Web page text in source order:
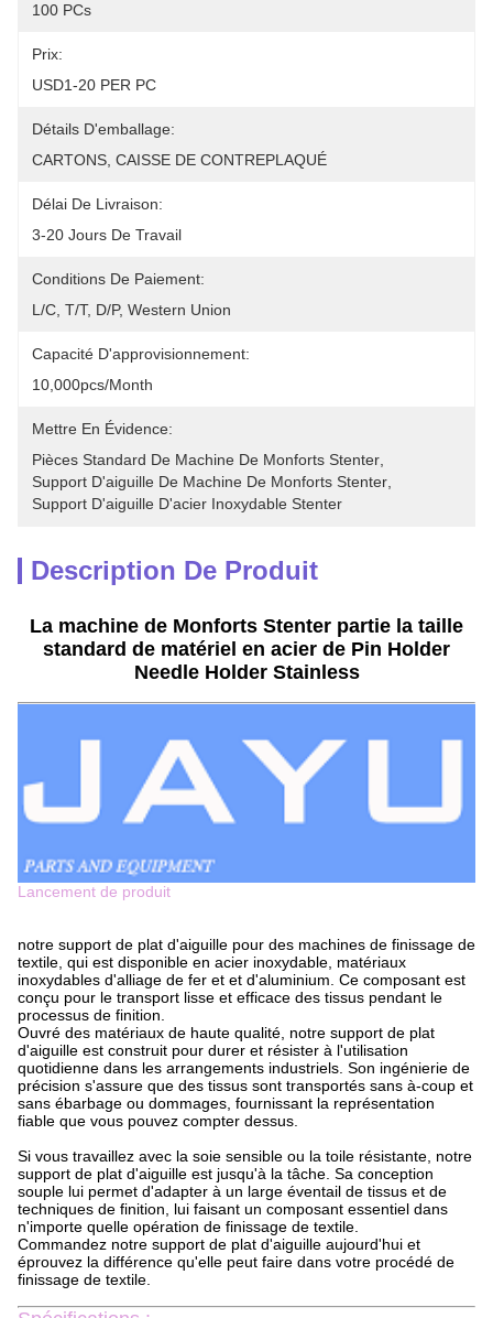
100 PCs
Prix:
USD1-20 PER PC
Détails D'emballage:
CARTONS, CAISSE DE CONTREPLAQUÉ
Délai De Livraison:
3-20 Jours De Travail
Conditions De Paiement:
L/C, T/T, D/P, Western Union
Capacité D'approvisionnement:
10,000pcs/month
Mettre En Évidence:
Pièces Standard De Machine De Monforts Stenter
Support D'aiguille De Machine De Monforts Stenter
Support D'aiguille D'acier Inoxydable Stenter
Description De Produit
La machine de Monforts Stenter partie la taille
standard de matériel en acier de Pin Holder
Needle Holder Stainless
Lancement de produit
notre support de plat d'aiguille pour des machines de finissage de
textile, qui est disponible en acier inoxydable, matériaux
inoxydables d'alliage de fer et et d'aluminium. Ce composant est
conçu pour le transport lisse et efficace des tissus pendant le
processus de finition.
Ouvré des matériaux de haute qualité, notre support de plat
d'aiguille est construit pour durer et résister à l'utilisation
quotidienne dans les arrangements industriels. Son ingénierie de
précision s'assure que des tissus sont transportés sans à-coup et
sans ébarbage ou dommages, fournissant la représentation
fiable que vous pouvez compter dessus.
Si vous travaillez avec la soie sensible ou la toile résistante, notre
support de plat d'aiguille est jusqu'à la tâche. Sa conception
souple lui permet d'adapter à un large éventail de tissus et de
techniques de finition, lui faisant un composant essentiel dans
n'importe quelle opération de finissage de textile.
Commandez notre support de plat d'aiguille aujourd'hui et
éprouvez la différence qu'elle peut faire dans votre procédé de
finissage de textile.